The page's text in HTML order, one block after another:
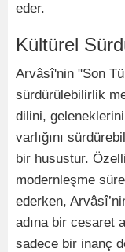
eder.
Kültürel
Arvâsî'nin "Son
sürdürülebilirlik
dilini,
varlığını
bir husustur.
modernleşme
ederken,
adına bir cesaret
sadece bir inanç